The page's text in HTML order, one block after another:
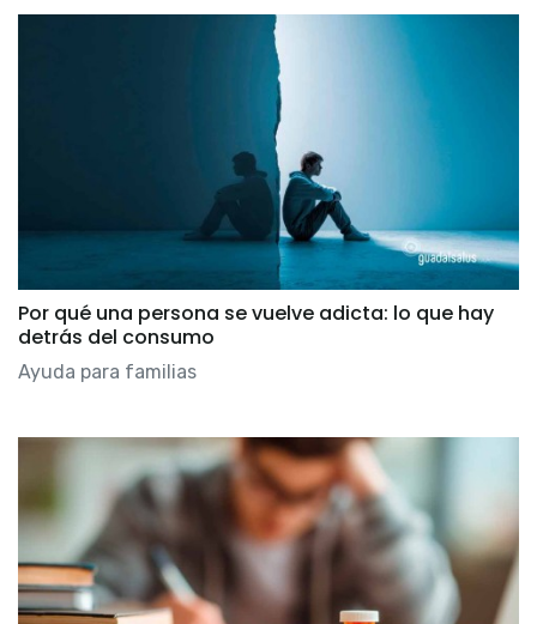
Por qué una persona se vuelve adicta: lo que hay
detrás del consumo
Ayuda para familias